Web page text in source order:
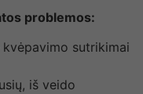
problemos:
kvėpavimo sutrikimai
iš veido